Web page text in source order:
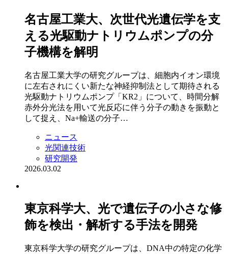
名古屋工業大、次世代光遺伝学を支
える光駆動ナトリウムポンプの分
子機構を解明
名古屋工業大学の研究グループは、細胞内イオン環境
に左右されにくい新たな神経抑制法として期待される
光駆動ナトリウムポンプ「KR2」について、時間分解
赤外分光法を用いて光反応に伴う分子の動きを振動と
して捉え、Na+輸送の分子…
ニュース
光関連技術
研究開発
2026.03.02
東京科学大、光で遺伝子の小さな修
飾を検出・解析する手法を開発
東京科学大学の研究グループは、DNA中の特定の化学